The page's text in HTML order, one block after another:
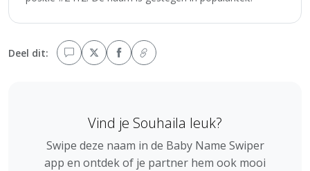
Deel dit:
Vind je Souhaila leuk?
Swipe deze naam in de Baby Name Swiper
app en ontdek of je partner hem ook mooi